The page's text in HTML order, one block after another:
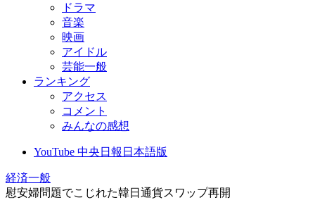
ドラマ
音楽
映画
アイドル
芸能一般
ランキング
アクセス
コメント
みんなの感想
YouTube 中央日報日本語版
経済一般
慰安婦問題でこじれた韓日通貨スワップ再開